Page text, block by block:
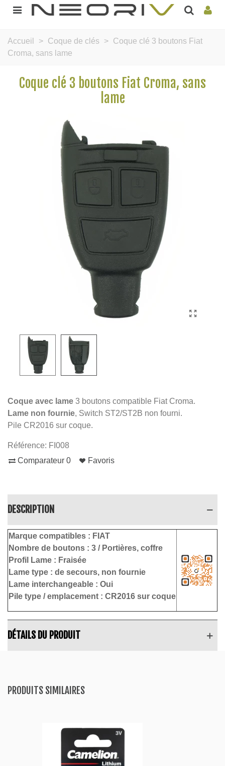
Accueil > Coque de clés > Coque clé 3 boutons Fiat
Croma, sans lame
Coque clé 3 boutons Fiat Croma, sans
lame
Coque avec lame 3 boutons compatible Fiat Croma.
Lame non fournie, Switch ST2/ST2B non fourni.
Pile CR2016 sur coque.
Référence: FI008
Comparateur 0 Favoris
DESCRIPTION
Marque compatibles : FIAT
Nombre de boutons : 3 / Portières, coffre
Profil Lame : Fraisée
Lame type : de secours, non fournie
Lame interchangeable : Oui
Pile type / emplacement : CR2016 sur coque
DÉTAILS DU PRODUIT
PRODUITS SIMILAIRES